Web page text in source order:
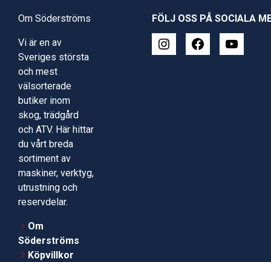
Om Söderströms
Vi är en av
Sveriges största
och mest
välsorterade
butiker inom
skog, trädgård
och ATV. Här hittar
du vårt breda
sortiment av
maskiner, verktyg,
utrustning och
reservdelar.
Om
Söderströms
Köpvillkor
FÖLJ OSS PÅ SOCIALA